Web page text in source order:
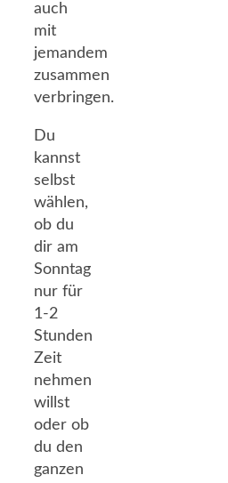
auch
mit
jemandem
zusammen
verbringen.
Du
kannst
selbst
wählen,
ob du
dir am
Sonntag
nur für
1-2
Stunden
Zeit
nehmen
willst
oder ob
du den
ganzen